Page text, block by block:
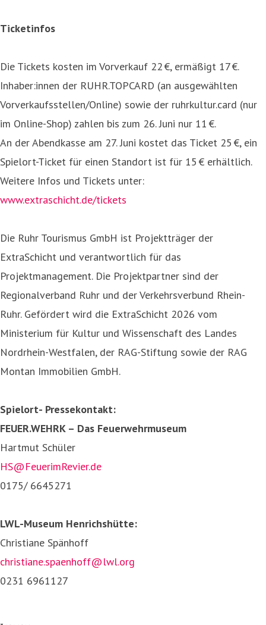
Ticketinfos
Die Tickets kosten im Vorverkauf 22 €, ermäßigt 17 €.
Inhaber:innen der RUHR.TOPCARD (an ausgewählten
Vorverkaufsstellen/Online) sowie der ruhrkultur.card (nur
im Online-Shop) zahlen bis zum 26. Juni nur 11 €.
An der Abendkasse am 27. Juni kostet das Ticket 25 €, ein
Spielort-Ticket für einen Standort ist für 15 € erhältlich.
Weitere Infos und Tickets unter:
www.extraschicht.de/tickets
Die Ruhr Tourismus GmbH ist Projektträger der
ExtraSchicht und verantwortlich für das
Projektmanagement. Die Projektpartner sind der
Regionalverband Ruhr und der Verkehrsverbund Rhein-
Ruhr. Gefördert wird die ExtraSchicht 2026 vom
Ministerium für Kultur und Wissenschaft des Landes
Nordrhein-Westfalen, der RAG-Stiftung sowie der RAG
Montan Immobilien GmbH.
Spielort- Pressekontakt:
FEUER.WEHRK – Das Feuerwehrmuseum
Hartmut Schüler
HS@FeuerimRevier.de
0175/ 6645271
LWL-Museum Henrichshütte:
Christiane Spänhoff
christiane.spaenhoff@lwl.org
0231 6961127